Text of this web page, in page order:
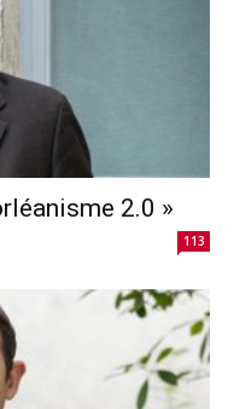
2.0 »
113